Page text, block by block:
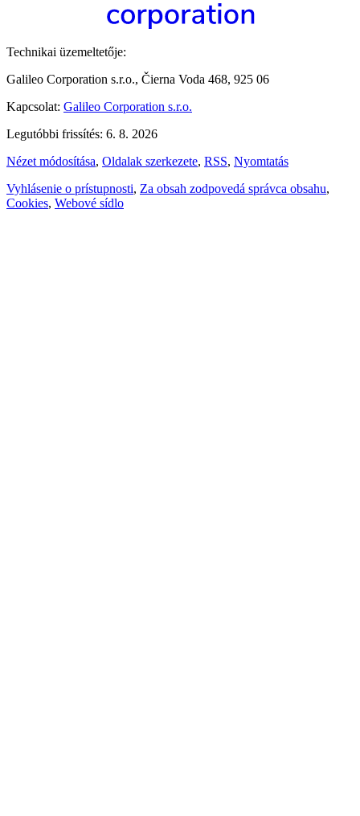
Technikai üzemeltetője:
Galileo Corporation s.r.o., Čierna Voda 468, 925 06
Kapcsolat: Galileo Corporation s.r.o.
Legutóbbi frissítés: 6. 8. 2026
Nézet módosítása, Oldalak szerkezete, RSS, Nyomtatás
Vyhlásenie o prístupnosti, Za obsah zodpovedá správca obsahu,
Cookies, Webové sídlo